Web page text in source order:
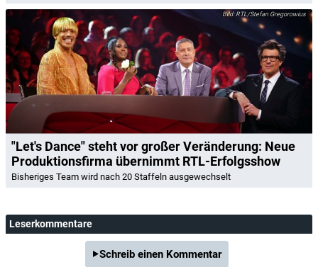
RTL/Stefan Gregorowius
"Let's Dance" steht vor großer Veränderung: Neue
Produktionsfirma übernimmt RTL-Erfolgsshow
Bisheriges Team wird nach 20 Staffeln ausgewechselt
Leserkommentare
Schreib einen Kommentar